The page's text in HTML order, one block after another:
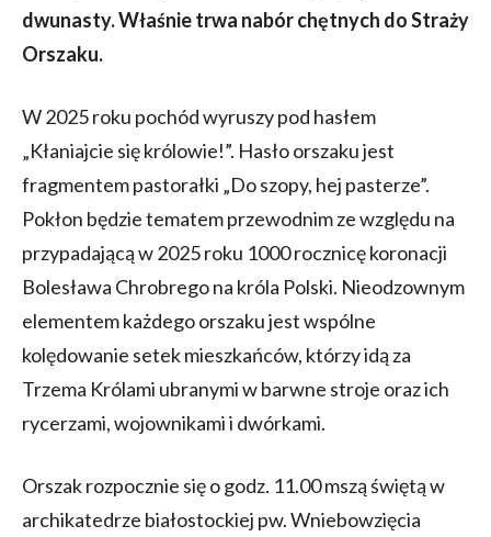
dwunasty. Właśnie trwa nabór chętnych do Straży
Orszaku.
W 2025 roku pochód wyruszy pod hasłem
„Kłaniajcie się królowie!”. Hasło orszaku jest
fragmentem pastorałki „Do szopy, hej pasterze”.
Pokłon będzie tematem przewodnim ze względu na
przypadającą w 2025 roku 1000 rocznicę koronacji
Bolesława Chrobrego na króla Polski. Nieodzownym
elementem każdego orszaku jest wspólne
kolędowanie setek mieszkańców, którzy idą za
Trzema Królami ubranymi w barwne stroje oraz ich
rycerzami, wojownikami i dwórkami.
Orszak rozpocznie się o godz. 11.00 mszą świętą w
archikatedrze białostockiej pw. Wniebowzięcia